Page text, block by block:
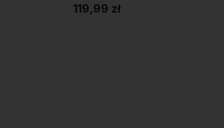
119,99 zł